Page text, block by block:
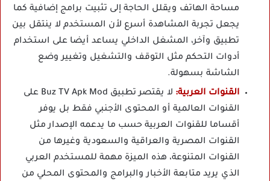
مساحة الهاتف ويقلل الحاجة إلى تثبيت برامج إضافية كما
يجعل تجربة المشاهدة أسرع لأن المستخدم لا ينتقل بين
تطبيق وآخر، المشغل الداخلي يساعد أيضا على استخدام
أدوات التحكم مثل التوقف والتشغيل وتغيير وضع
الشاشة بسهولة.
القنوات العربية:
لا يقتصر تطبيق Buz TV Apk Mod على
القنوات العالمية أو المحتوى الأجنبي فقط بل يوفر
أقساما للقنوات العربية حسب ما يدعمه الإصدار مثل
القنوات المصرية والعراقية والسعودية وغيرها من
القنوات المتنوعة، هذه الميزة مهمة للمستخدم العربي
الذي يريد متابعة الأخبار والبرامج والمحتوى المحلي من